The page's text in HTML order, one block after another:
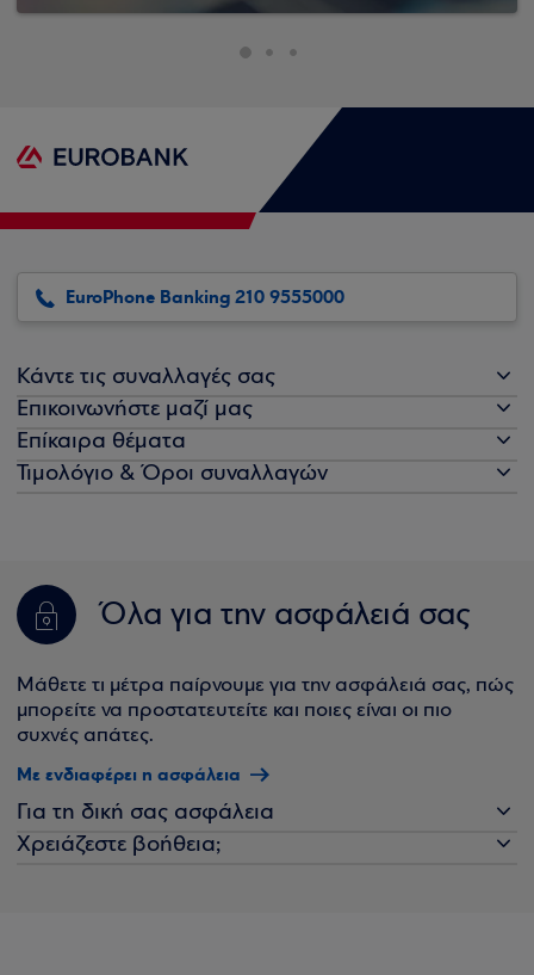
EuroPhone Banking 210 9555000
Κάντε τις συναλλαγές σας
Επικοινωνήστε μαζί μας
Επίκαιρα θέματα
Τιμολόγιο & Όροι συναλλαγών
Όλα για την ασφάλειά σας
Μάθετε τι μέτρα παίρνουμε για την ασφάλειά σας, πώς
μπορείτε να προστατευτείτε και ποιες είναι οι πιο
συχνές απάτες.
Με ενδιαφέρει η ασφάλεια
Για τη δική σας ασφάλεια
Χρειάζεστε βοήθεια;